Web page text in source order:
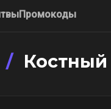
Промокоды
/ Костный